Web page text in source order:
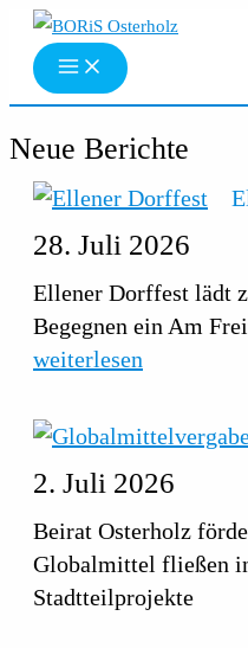
Zum
Inhalt
springen
Neue Berichte
28. Juli 2026
Ellener Dorffest lädt
Begegnen ein Am
weiterlesen
2. Juli 2026
Beirat Osterholz
Globalmittel fließen
Stadtteilprojekte